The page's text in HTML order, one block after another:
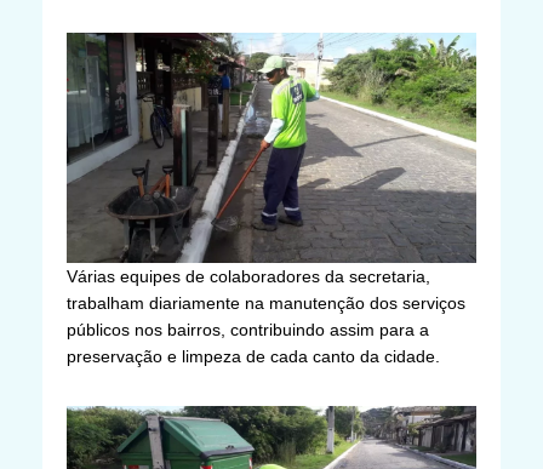
Várias equipes de colaboradores da secretaria,
trabalham diariamente na manutenção dos serviços
públicos nos bairros, contribuindo assim para a
preservação e limpeza de cada canto da cidade.